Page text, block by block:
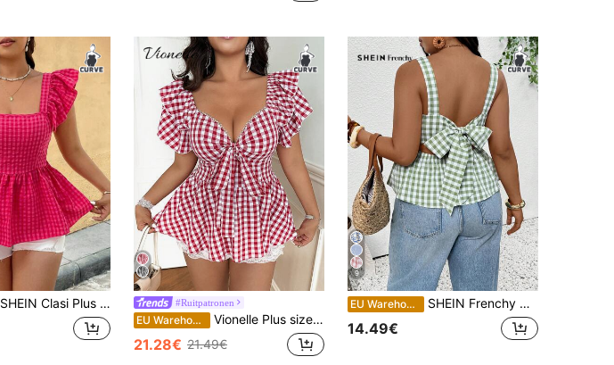
SHEIN Clasi Plus Size Vrouwen Zomer Strikkraag Geplooide Ruffle Zoom Geruite Blouse #Ruitpatronen
EU Warehouse Vionelle Plus size rode geruite Koreaanse retro elegante blouse met rucheskraag
21.28€ 21.49€
9
EU Warehouse SHEIN Frenchy Groen geruit camisole voor dames met een maatje meer, met strik op de rug, een modieuze en casual camisole die geschikt is voor dagelijks gebruik.
14.49€